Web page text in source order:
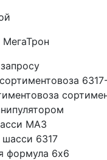
МегаТрон
МАЗ
шасси 6317
формула 6x6